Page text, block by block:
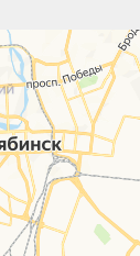
транспорт